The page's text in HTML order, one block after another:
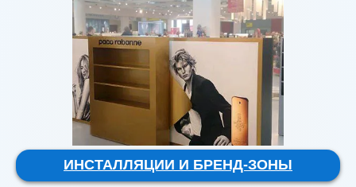
ИНСТАЛЛЯЦИИ И БРЕНД-ЗОНЫ